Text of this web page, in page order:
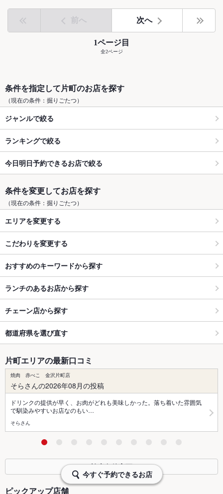
前へ 次へ
1ページ目
全2ページ
条件を指定して片町のお店を探す
（現在の条件：掘りごたつ）
ジャンルで絞る
ランキングで絞る
今日明日予約できるお店で絞る
条件を変更してお店を探す
（現在の条件：掘りごたつ）
エリアを変更する
こだわりを変更する
おすすめのキーワードから探す
ランチのあるお店から探す
チェーン店から探す
都道府県を選び直す
片町エリアの最新口コミ
焼肉 赤べこ 金沢片町店
そらさんの2026年08月の投稿
ドリンクの提供が早く、お肉がどれも美味しかった。落ち着いた雰囲気
で馴染みやすいお店なのもい…
そらさん
検索条件変更
ピックアップ店舗
今すぐ予約できるお店